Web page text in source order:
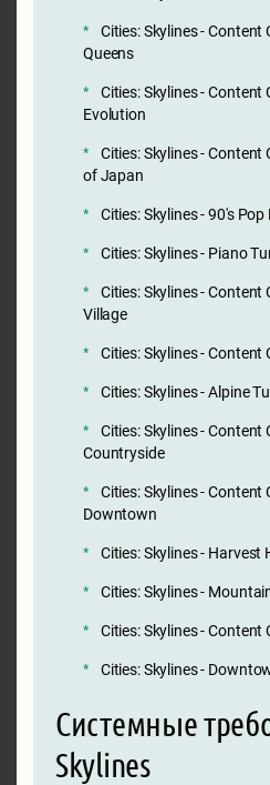
Cities: Skylines -
Queens
Cities: Skylines -
Evolution
Cities: Skylines -
of Japan
Cities: Skylines - 90's Pop
Cities: Skylines - Piano
Cities: Skylines -
Village
Cities: Skylines -
Cities: Skylines - Alpine
Cities: Skylines - Content
Countryside
Cities: Skylines - Content
Downtown
Cities: Skylines - Harvest
Cities: Skylines -
Cities: Skylines - Content
Cities: Skylines -
Системные
Skylines